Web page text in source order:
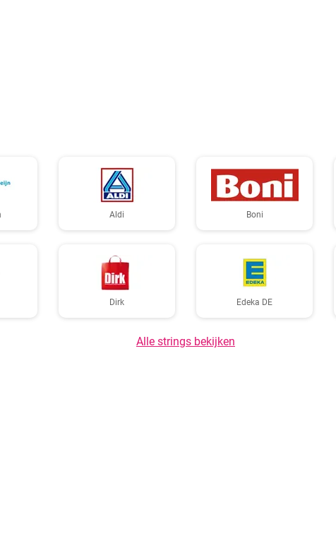
Aldi Boni
Dirk Edeka DE
Alle strings bekijken